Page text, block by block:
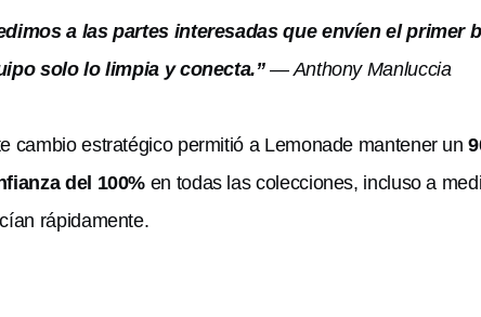
a las partes interesadas que envíen el
solo lo limpia y conecta.”— Anthony Manluccia
cambio estratégico permitió a Lemonade mantener un
del 100% en todas las colecciones, incluso a
rápidamente.